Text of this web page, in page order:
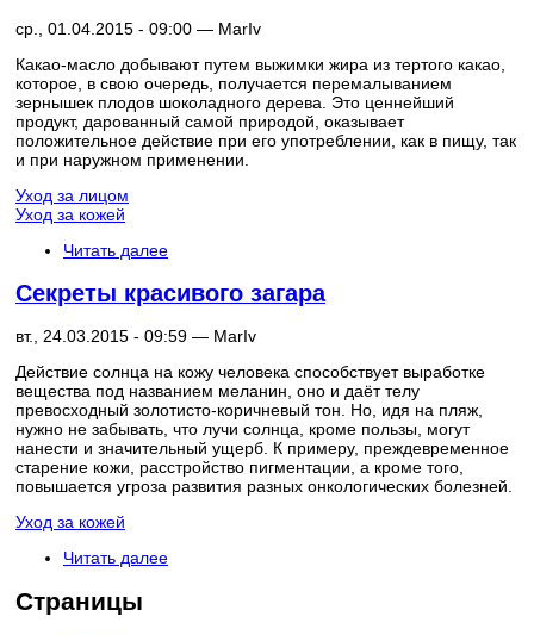
ср., 01.04.2015 - 09:00 — MarIv
Какао-масло добывают путем выжимки жира из тертого какао,
которое, в свою очередь, получается перемалыванием
зернышек плодов шоколадного дерева. Это ценнейший
продукт, дарованный самой природой, оказывает
положительное действие при его употреблении, как в пищу, так
и при наружном применении.
Уход за лицом
Уход за кожей
Читать далее
Секреты красивого загара
вт., 24.03.2015 - 09:59 — MarIv
Действие солнца на кожу человека способствует выработке
вещества под названием меланин, оно и даёт телу
превосходный золотисто-коричневый тон. Но, идя на пляж,
нужно не забывать, что лучи солнца, кроме пользы, могут
нанести и значительный ущерб. К примеру, преждевременное
старение кожи, расстройство пигментации, а кроме того,
повышается угроза развития разных онкологических болезней.
Уход за кожей
Читать далее
Страницы